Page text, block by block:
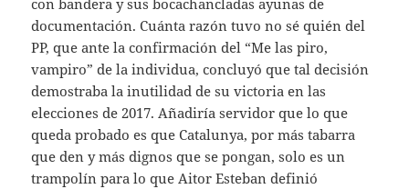
documentación. Cuánta razón tuvo no sé quién del
PP, que ante la confirmación del “Me las piro,
vampiro” de la individua, concluyó que tal decisión
demostraba la inutilidad de su victoria en las
elecciones de 2017. Añadiría servidor que lo que
queda probado es que Catalunya, por más tabarra
que den y más dignos que se pongan, solo es un
trampolín para lo que Aitor Esteban definió